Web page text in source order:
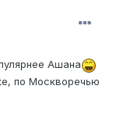
Ашана
по Москворечью